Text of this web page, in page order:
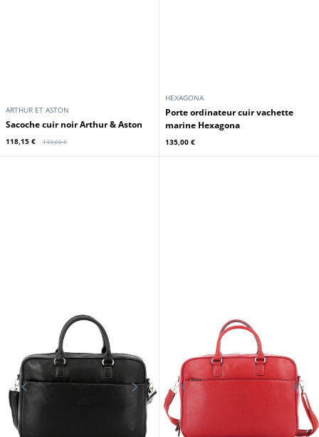
ARTHUR ET ASTON
Sacoche cuir noir Arthur & Aston
118,15 € 139,00 €
HEXAGONA
Porte ordinateur cuir vachette
marine Hexagona
135,00 €